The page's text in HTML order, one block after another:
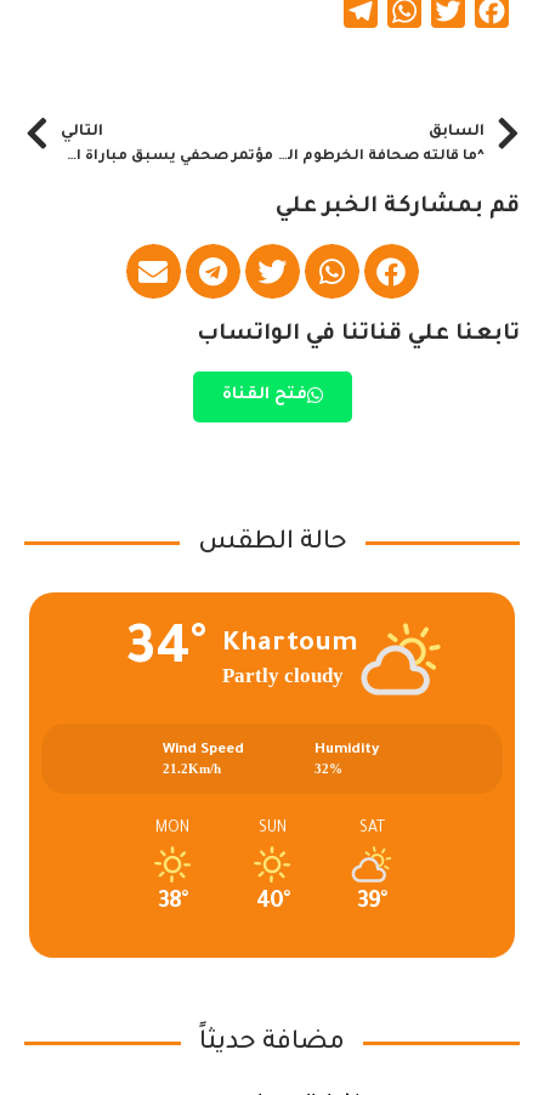
Facebook
Twitter
WhatsApp
السابق
^ما قالته صحافة الخرطوم الصادرة اليوم= ^الأثنين22فبراير 2021م^
التالي
مؤتمر صحفي يسبق مباراة المريخ وفيتا كلوب اليوم
قم بمشاركة الخبر علي
تابعنا علي قناتنا في الواتساب
فتح القناة
حالة الطقس
Khartoum
Partly cloudy
34°
Humidity
32%
Wind Speed
21.2Km/h
SAT
39°
SUN
40°
MON
38°
مضافة حديثاً